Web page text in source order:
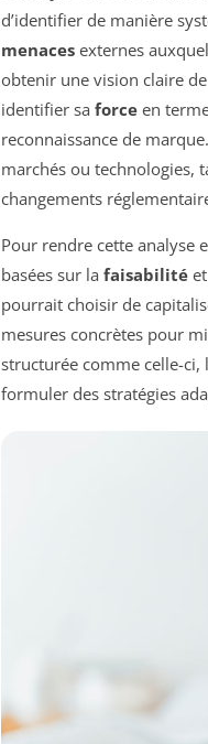
d’identifier de manière
menaces externes
obtenir une vision claire
identifier sa force en
reconnaissance de
marchés ou technologies,
changements
Pour rendre cette analyse
basées sur la faisabilité et
pourrait choisir de
mesures concrètes pour
structurée comme celle-
formuler des stratégies